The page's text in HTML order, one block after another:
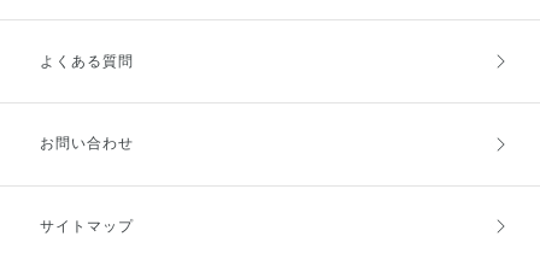
ご利用ガイドトップ
お支払方法
キャンセル・返品・交換
よくある質問
お問い合わせ
サイトマップ